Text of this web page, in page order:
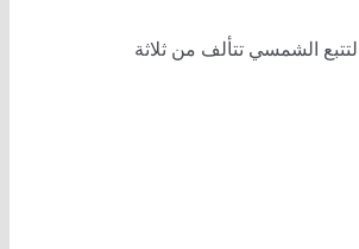
الشمسي تتألف من ثلاثة